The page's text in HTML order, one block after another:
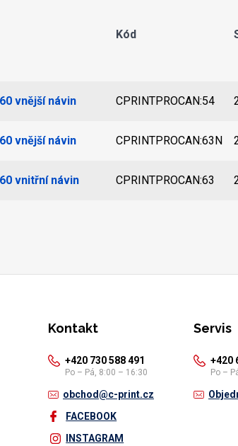
Kód
vnější návin CPRINTPROCAN:54
vnější návin CPRINTPROCAN:63N
vnitřní návin CPRINTPROCAN:63
Kontakt
+420 730 588 491
Po – Pá, 8:00 – 16:30
obchod@c-print.cz
FACEBOOK
INSTAGRAM
Servis
+420
Po –